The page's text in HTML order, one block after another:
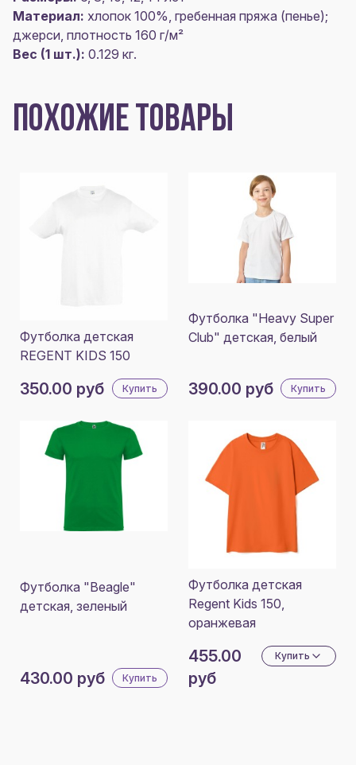
Материал: хлопок 100%, гребенная пряжа (пенье);
джерси, плотность 160 г/м²
Вес (1 шт.): 0.129 кг.
ПОХОЖИЕ ТОВАРЫ
Футболка детская
REGENT KIDS 150
350.00 руб Купить
Футболка "Heavy Super
Club" детская, белый
390.00 руб Купить
Футболка "Beagle"
детская, зеленый
430.00 руб Купить
Футболка детская
Regent Kids 150,
оранжевая
455.00
руб
Купить